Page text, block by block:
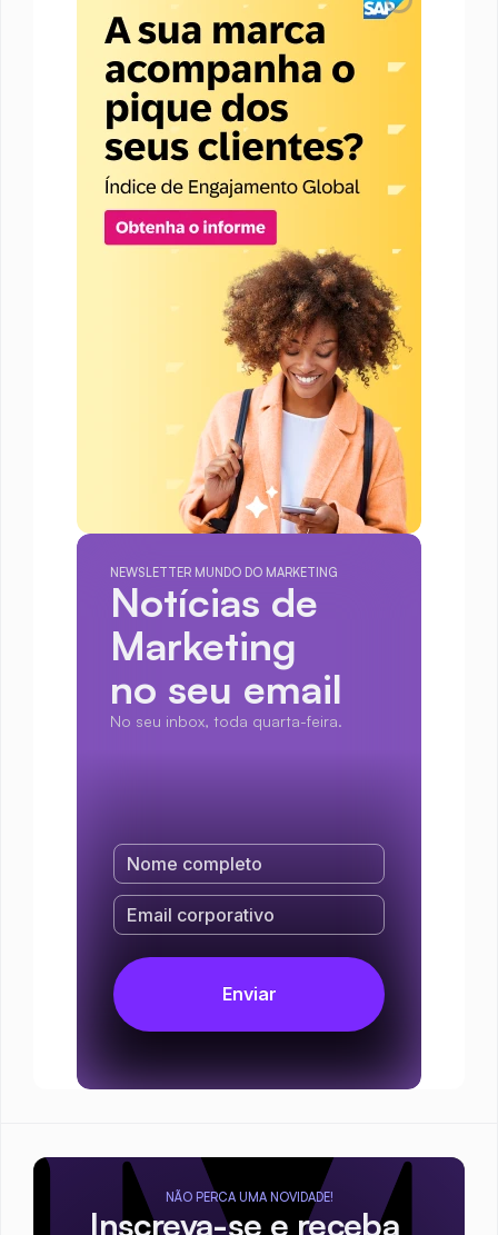
NEWSLETTER MUNDO DO MARKETING
Notícias de
Marketing
no seu email
No seu inbox, toda quarta-feira.
NÃO PERCA UMA NOVIDADE!
Inscreva-se e receba